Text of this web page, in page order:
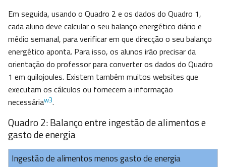
Em seguida, usando o Quadro 2 e os dados do Quadro 1,
cada aluno deve calcular o seu balanço energético diário e
médio semanal, para verificar em que direcção o seu balanço
energético aponta. Para isso, os alunos irão precisar da
orientação do professor para converter os dados do Quadro
1 em quilojoules. Existem também muitos websites que
executam os cálculos ou fornecem a informação
necessáriaw3.
Quadro 2: Balanço entre ingestão de alimentos e
gasto de energia
Ingestão de alimentos menos gasto de energia